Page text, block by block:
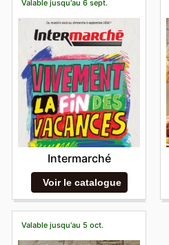
Valable jusqu'au 6 sept.
Intermarché
Voir le catalogue
Valable jusqu'au 5 oct.